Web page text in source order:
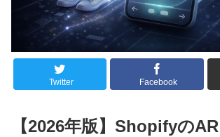
Twitter Facebook
【2026年版】Shopifyの